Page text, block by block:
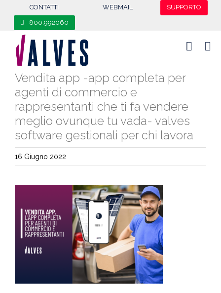
CONTATTI WEBMAIL SUPPORTO
800.992060
Vendita app -app completa per
agenti di commercio e
rappresentanti che ti fa vendere
meglio ovunque tu vada- valves
software gestionali per chi lavora
16 Giugno 2022